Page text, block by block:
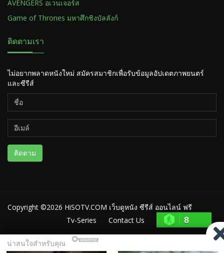
AVENGERS อเวนเจอร์ส
Game of Thrones มหาศึกชิงบัลลังก์
ติดตามเรา
ไม่อยากพลาดหนังใหม่ สมัครสมาชิกเพื่อรับข้อมูลอัปเดตภาพยนตร์
และซีรีส์
ติดตาม
Copyright ©2026 HiSOTV.COM เว็บดูหนัง ซีรีส์ ออนไลน์ ฟรี
Tv-Series
Contact Us 8